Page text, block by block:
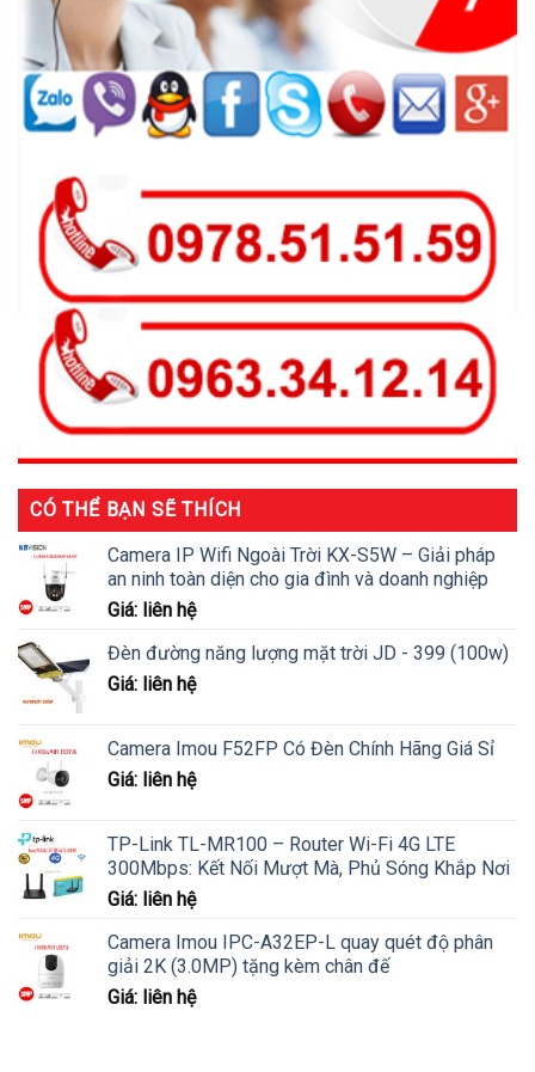
CÓ THỂ BẠN SẼ THÍCH
Camera IP Wifi Ngoài Trời KX-S5W – Giải pháp
an ninh toàn diện cho gia đình và doanh nghiệp
Giá: liên hệ
Đèn đường năng lượng mặt trời JD - 399 (100w)
Giá: liên hệ
Camera Imou F52FP Có Đèn Chính Hãng Giá Sỉ
Giá: liên hệ
TP-Link TL-MR100 – Router Wi-Fi 4G LTE
300Mbps: Kết Nối Mượt Mà, Phủ Sóng Khắp Nơi
Giá: liên hệ
Camera Imou IPC-A32EP-L quay quét độ phân
giải 2K (3.0MP) tặng kèm chân đế
Giá: liên hệ